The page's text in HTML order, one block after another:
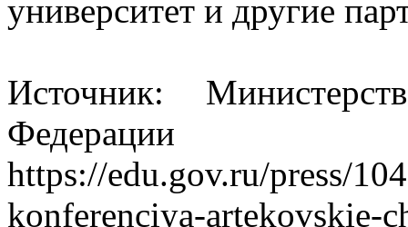
университет и другие
Источник:
Федерации
https://edu.gov.ru/press/
konferenciya-artekovskie-